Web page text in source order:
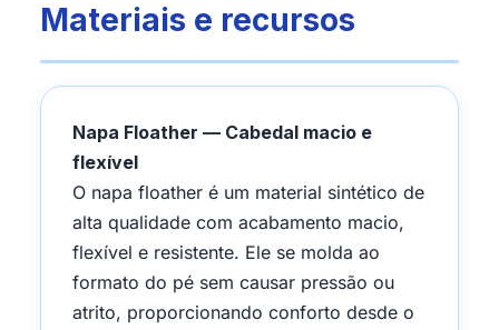
Materiais e recursos
Napa Floather — Cabedal macio e
flexível
O napa floather é um material sintético de
alta qualidade com acabamento macio,
flexível e resistente. Ele se molda ao
formato do pé sem causar pressão ou
atrito, proporcionando conforto desde o